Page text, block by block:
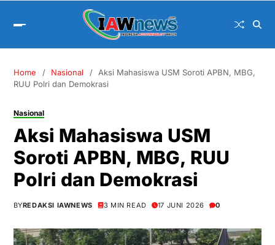
Home Nasional
Aksi Mahasiswa USM Soroti APBN, MBG,
RUU Polri dan Demokrasi
Nasional
Aksi Mahasiswa USM
Soroti APBN, MBG, RUU
Polri dan Demokrasi
BYREDAKSI IAWNEWS 3 MIN READ 17 JUNI 2026 0